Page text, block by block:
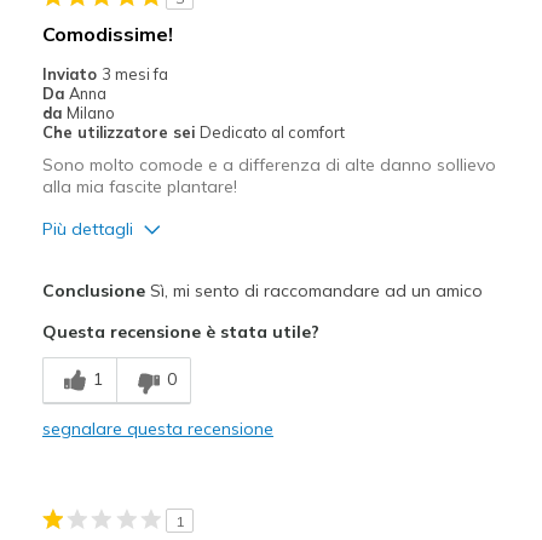
Comodissime!
Inviato 3 mesi fa
Da Anna
da Milano
Che utilizzatore sei Dedicato al comfort
Sono molto comode e a differenza di alte danno sollievo
alla mia fascite plantare!
Più dettagli
Confortevole
Design attrattivo
ConclusioneSì, mi sento di raccomandare ad un amico
Questa recensione è stata utile?
1 0
segnalare questa recensione
1